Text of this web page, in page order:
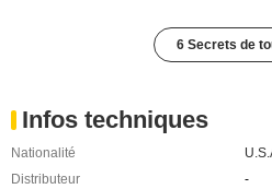
6 Secrets de
Infos techniques
Nationalité
Distributeur
-